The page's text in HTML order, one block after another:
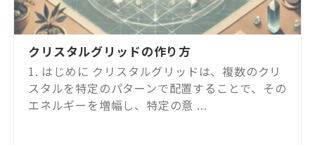
クリスタルグリッドの作り方
1. はじめに クリスタルグリッドは、複数のクリ
スタルを特定のパターンで配置することで、その
エネルギーを増幅し、特定の意 ...